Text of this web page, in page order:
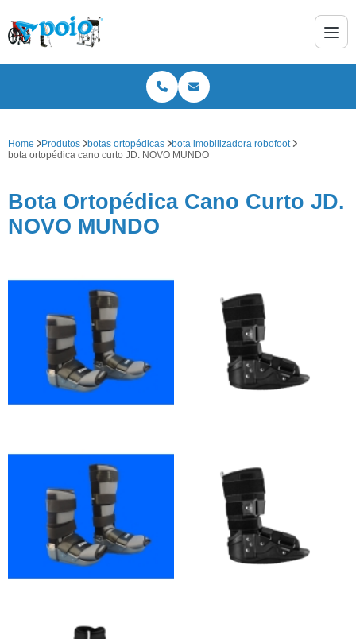
Home Produtos botas ortopédicas
bota imobilizadora robofoot
bota ortopédica cano curto JD. NOVO MUNDO
Bota Ortopédica Cano Curto JD.
NOVO MUNDO